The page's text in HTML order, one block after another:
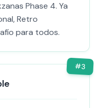
Phase 4. Ya
Retro
para todos.
#3